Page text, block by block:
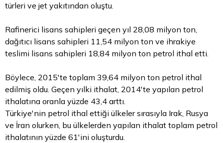
türleri ve jet yakıtından oluştu.
Rafinerici lisans sahipleri geçen yıl 28,08 milyon ton,
dağıtıcı lisans sahipleri 11,54 milyon ton ve ihrakiye
teslimi lisans sahipleri 18,84 milyon ton petrol ithal etti.
Böylece, 2015'te toplam 39,64 milyon ton petrol ithal
edilmiş oldu. Geçen yılki ithalat, 2014'te yapılan petrol
ithalatına oranla yüzde 43,4 arttı.
Türkiye'nin petrol ithal ettiği ülkeler sırasıyla Irak, Rusya
ve İran olurken, bu ülkelerden yapılan ithalat toplam petrol
ithalatının yüzde 61'ini oluşturdu.